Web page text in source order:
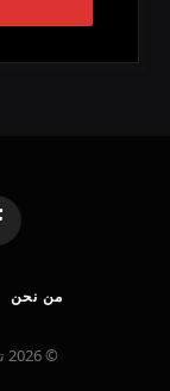
من نحن
© 2026 تصميم وتنفيذ